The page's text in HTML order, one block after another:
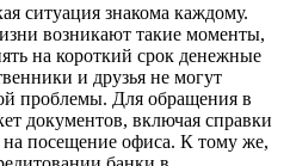
ситуация знакома каждому.
возникают такие моменты,
на короткий срок денежные
и друзья не могут
проблемы. Для обращения в
документов, включая справки
на посещение офиса. К тому же,